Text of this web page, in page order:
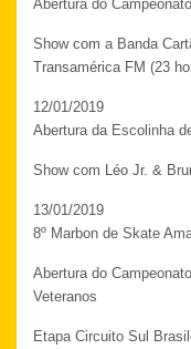
Abertura do
Show com a Banda
Transamérica FM (23
12/01/2019
Abertura da Escolinha
Show com Léo Jr. &
13/01/2019
8º Marbon de Skate
Abertura do
Veteranos
Etapa Circuito Sul